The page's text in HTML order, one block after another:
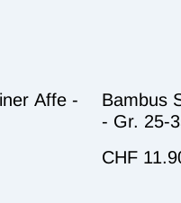
Affe -
Bambus
- Gr. 25-
CHF